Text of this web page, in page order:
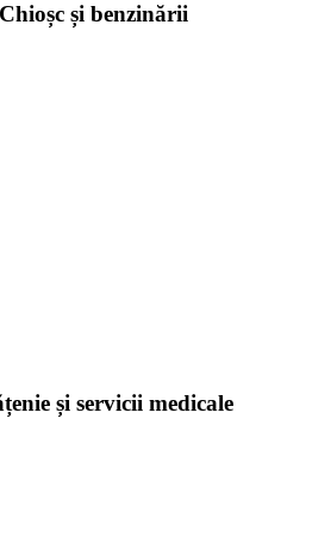
Chioșc și benzinării
și servicii medicale